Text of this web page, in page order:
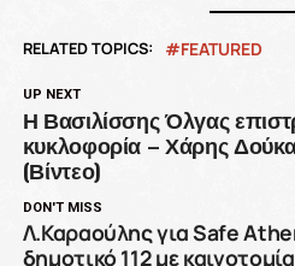
RELATED TOPICS: FEATURED
UP NEXT
Η Βασιλίσσης Όλγας
κυκλοφορία – Χάρης
(Βίντεο)
DON'T MISS
Λ.Καραούλης για Safe
δημοτικό 112 με